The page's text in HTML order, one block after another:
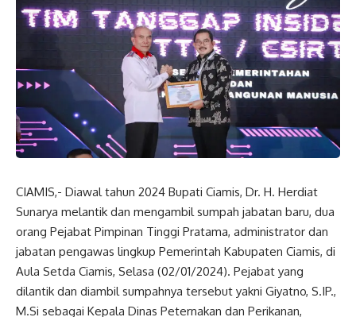
CIAMIS,- Diawal tahun 2024 Bupati Ciamis, Dr. H. Herdiat
Sunarya melantik dan mengambil sumpah jabatan baru, dua
orang Pejabat Pimpinan Tinggi Pratama, administrator dan
jabatan pengawas lingkup Pemerintah Kabupaten Ciamis, di
Aula Setda Ciamis, Selasa (02/01/2024). Pejabat yang
dilantik dan diambil sumpahnya tersebut yakni Giyatno, S.IP.,
M.Si sebagai Kepala Dinas Peternakan dan Perikanan,